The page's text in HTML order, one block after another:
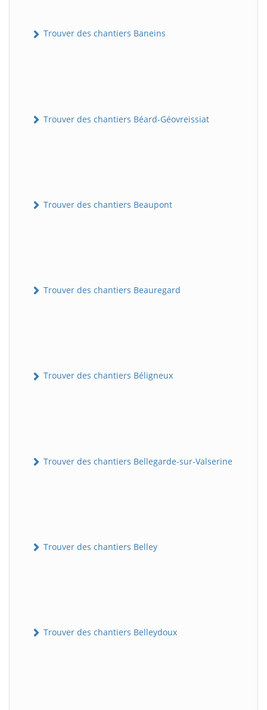
Trouver des chantiers Baneins
Trouver des chantiers Béard-Géovreissiat
Trouver des chantiers Beaupont
Trouver des chantiers Beauregard
Trouver des chantiers Béligneux
Trouver des chantiers Bellegarde-sur-Valserine
Trouver des chantiers Belley
Trouver des chantiers Belleydoux